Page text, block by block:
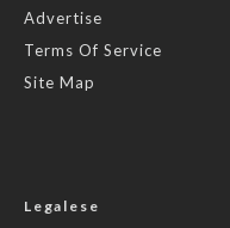
Advertise
Terms Of Service
Site Map
Legalese